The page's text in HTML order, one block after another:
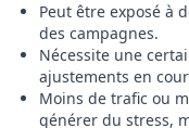
Peut être exposé à
des campagnes.
Nécessite une
ajustements en
Moins de trafic ou
générer du stress,